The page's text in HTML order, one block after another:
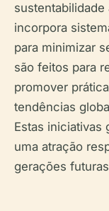
incorpora
para minimizar
são feitos para
promover
tendências
Estas iniciativas
uma atração
gerações